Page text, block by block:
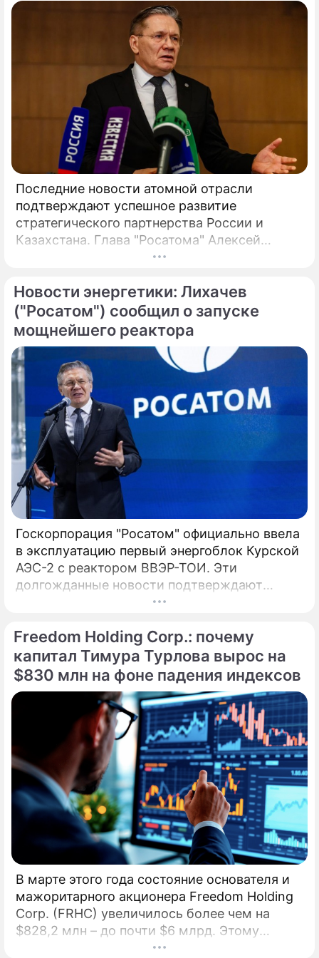
Последние новости атомной отрасли
подтверждают успешное развитие
стратегического партнерства России и
Казахстана. Глава "Росатома" Алексей
Лихачев сообщил, что на площадке будущей
инженерных изысканий, что является
важным этапом реализации масштабного
проекта. В мае 2026 года в Москве
состоялись предметные переговоры
руководства российской государственной
корпорации и ответственного ведомства
Республики Казахстан.
Новости энергетики: Лихачев
("Росатом") сообщил о запуске
мощнейшего реактора
Госкорпорация "Росатом" официально ввела
в эксплуатацию первый энергоблок Курской
АЭС-2 с реактором ВВЭР-ТОИ. Эти
долгожданные новости подтверждают
технологическое лидерство России, а глава
технологическим успехом и трудовым
подвигом. Введенный в эксплуатацию 27
апреля, инновационный энергоблок № 1
Курской АЭС-2 с 1 мая начал официальные
поставки электроэнергии в Единую
энергосистему страны.
Freedom Holding Corp.: почему
капитал Тимура Турлова вырос на
$830 млн на фоне падения индексов
В марте этого года состояние основателя и
мажоритарного акционера Freedom Holding
Corp. (FRHC) увеличилось более чем на
$828,2 млн – до почти $6 млрд. Этому
способствовал рост акций компании, где